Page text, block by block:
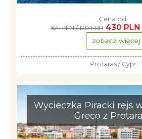
Cena od:
521 PLN / 120 EUR 430 PLN
zobacz więcej
Protaras / Cypr
Wycieczka Piracki rejs
Greco z